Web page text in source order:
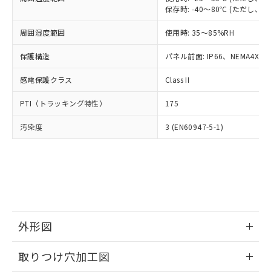
保存時: -40～80℃ (ただし、氷
周囲湿度範囲 使用時: 35～85%RH
保護構造 パネル前面: IP66、NEMA4X,
感電保護クラス Class II
PTI（トラッキング特性） 175
汚染度 3 (EN60947-5-1)
外形図
取りつけ穴加工図
メンバーズにご登録されている必要が
お客様が当ウェブサイト上で当社にご
登録された部品リストについて、当社
および当社の共同利用者が、当社の製
品・サービスに関するお客様との取
引・商談に必要な範囲で利用すること
をご了承ください。
※当社の共同利用者とは、"個人情報
の「1.共同利
用者の範囲」に記載されている法人を
※3 非含有証明書ダウンロード
下記の非含有証明書をダウンロードするこ
とができます。
EU RoHS指令（10物質）の非含有証明書
51物質の非含有証明書（当社基準）
※本証明書は発行日時点で非含有を証明す
欄に対応日を記載しておりました。
既に当社にて対応品への在庫切替を完了
り、2022年1月12日より割愛しておりま
す。
及ぼさない年数を意味します。
「－」：未確認です。当社販売部門へお問
い合わせください。
り引きをいたしません。